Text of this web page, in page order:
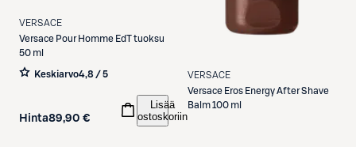
VERSACE
Versace Pour Homme EdT tuoksu
50 ml
Keskiarvo4,8 / 5
Hinta89,90 €
Lisää
ostoskoriin
VERSACE
Versace Eros Energy After Shave
Balm 100 ml